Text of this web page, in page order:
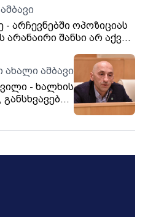
- არჩევნებში ოპოზიციას
არანაირი შანსი არ აქვს,
ნულია მათი ფასი
ახალი ამბავი
- ხალხის